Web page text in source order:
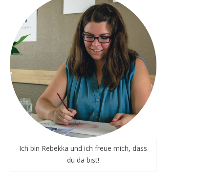
Ich bin Rebekka und ich freue mich, dass
du da bist!